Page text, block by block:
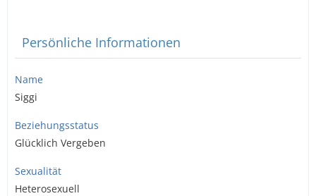
Persönliche Informationen
Name
Siggi
Beziehungsstatus
Glücklich Vergeben
Sexualität
Heterosexuell